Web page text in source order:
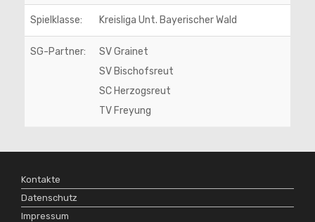
Spielklasse: Kreisliga Unt. Bayerischer Wald
SG-Partner:
SV Grainet
SV Bischofsreut
SC Herzogsreut
TV Freyung
Kontakte
Datenschutz
Impressum